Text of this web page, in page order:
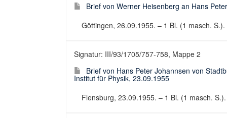
Brief von Werner Heisenberg an Hans
Göttingen, 26.09.1955. – 1 Bl. (1 masch.
Signatur: III/93/1705/757-758, Mappe 2
Brief von Hans Peter Johannsen von
Institut für Physik, 23.09.1955
Flensburg, 23.09.1955. – 1 Bl. (1 masch.